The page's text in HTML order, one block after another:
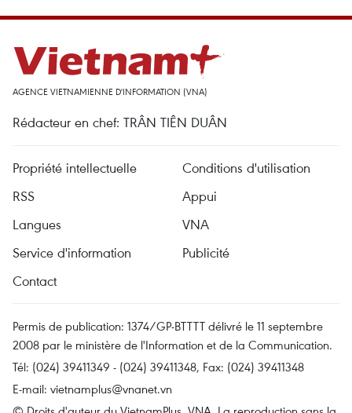
AGENCE VIETNAMIENNE D'INFORMATION (VNA)
Rédacteur en chef: TRÂN TIÊN DUÂN
Propriété intellectuelle
Conditions d'utilisation
RSS
Appui
Langues
VNA
Service d'information
Publicité
Contact
Permis de publication: 1374/GP-BTTTT délivré le 11 septembre
2008 par le ministère de l'Information et de la Communication.
Tél: (024) 39411349 - (024) 39411348, Fax: (024) 39411348
E-mail: vietnamplus@vnanet.vn